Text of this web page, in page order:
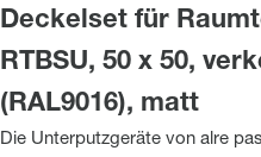
Deckelset für
RTBSU, 50 x 50,
(RAL9016), matt
Die Unterputzgeräte von alre